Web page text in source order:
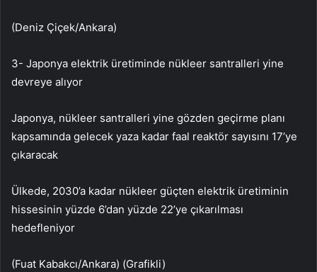
(Deniz Çiçek/Ankara)
3- Japonya elektrik üretiminde nükleer santralleri yine
devreye alıyor
Japonya, nükleer santralleri yine gözden geçirme planı
kapsamında gelecek yaza kadar faal reaktör sayısını 17’ye
çıkaracak
Ülkede, 2030’a kadar nükleer güçten elektrik üretiminin
hissesinin yüzde 6’dan yüzde 22’ye çıkarılması
hedefleniyor
(Fuat Kabakcı/Ankara) (Grafikli)